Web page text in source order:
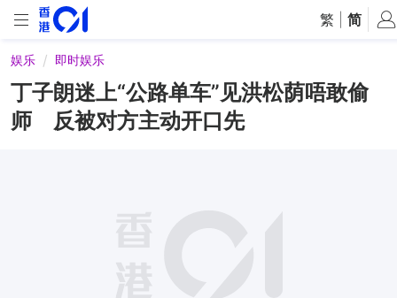
繁 简
娱乐 即时娱乐
丁子朗迷上“公路单车”见洪松荫唔敢偷
师 反被对方主动开口先